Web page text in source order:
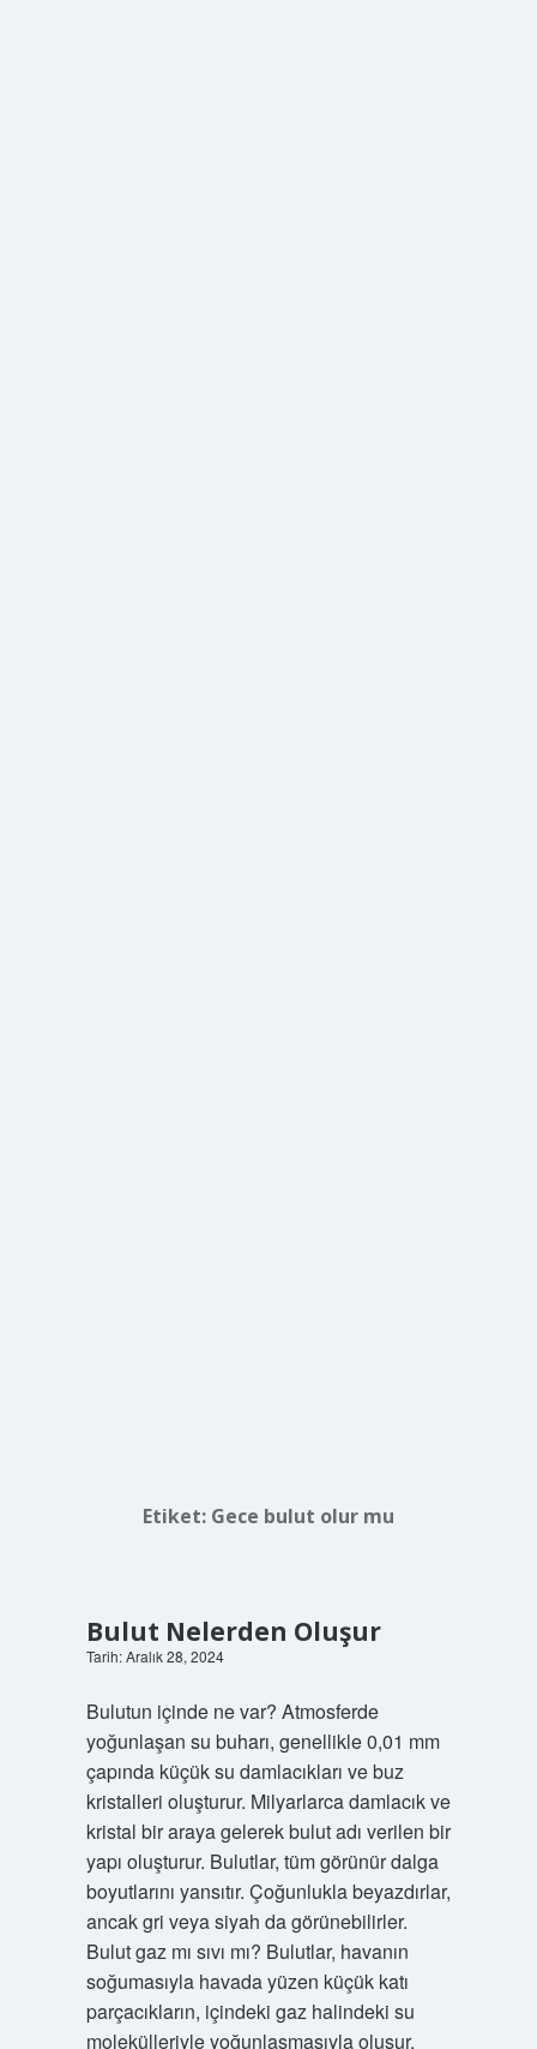
Etiket: Gece bulut olur mu
Bulut Nelerden Oluşur
Tarih: Aralık 28, 2024
Bulutun içinde ne var? Atmosferde
yoğunlaşan su buharı, genellikle 0,01 mm
çapında küçük su damlacıkları ve buz
kristalleri oluşturur. Milyarlarca damlacık ve
kristal bir araya gelerek bulut adı verilen bir
yapı oluşturur. Bulutlar, tüm görünür dalga
boyutlarını yansıtır. Çoğunlukla beyazdırlar,
ancak gri veya siyah da görünebilirler.
Bulut gaz mı sıvı mı? Bulutlar, havanın
soğumasıyla havada yüzen küçük katı
parçacıkların, içindeki gaz halindeki su
molekülleriyle yoğunlaşmasıyla oluşur.